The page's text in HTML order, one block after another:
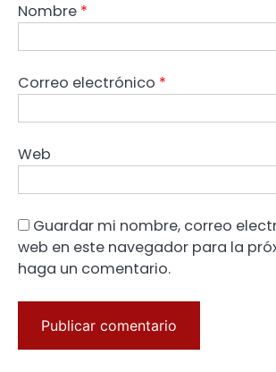
Nombre *
Correo electrónico *
Web
Guardar mi nombre, correo
web en este navegador para la
haga un comentario.